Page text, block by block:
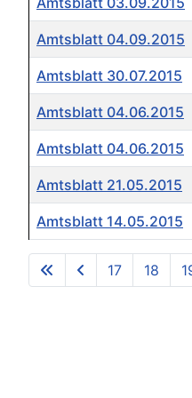
Beiträge
Amtsblatt 04.09.2015
Amtsblatt 30.07.2015
Amtsblatt 04.06.2015
Amtsblatt 04.06.2015
Amtsblatt 21.05.2015
Amtsblatt 14.05.2015
17 18